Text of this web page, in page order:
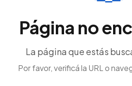
Página no
La página que estás
Por favor, verificá la URL o